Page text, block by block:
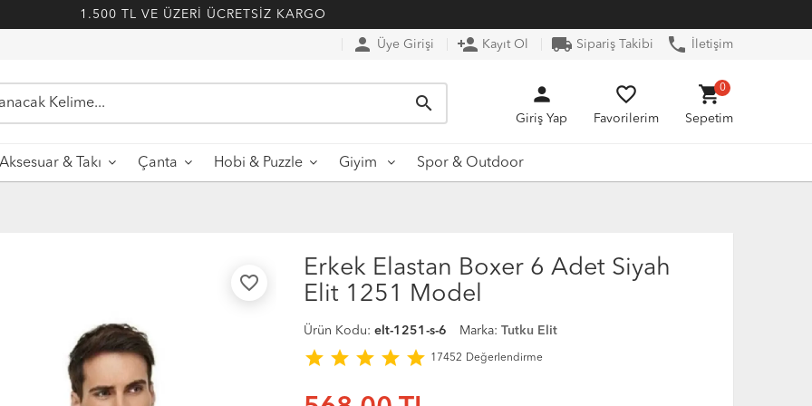
1.500 TL VE ÜZERİ ÜCRETSİZ KARGO
person Üye Girişi person_add Kayıt Ol local_shipping Sipariş Takibi phone İletişim
search person
Giriş Yap
favorite_border
Favorilerim
shopping_cart
Sepetim
0
Aksesuar & Takı Çanta Hobi & Puzzle Giyim Spor & Outdoor
favorite_border
Erkek Elastan Boxer 6 Adet Siyah
Elit 1251 Model
Ürün Kodu: elt-1251-s-6 Marka: Tutku Elit
star star star star star 17452 Değerlendirme